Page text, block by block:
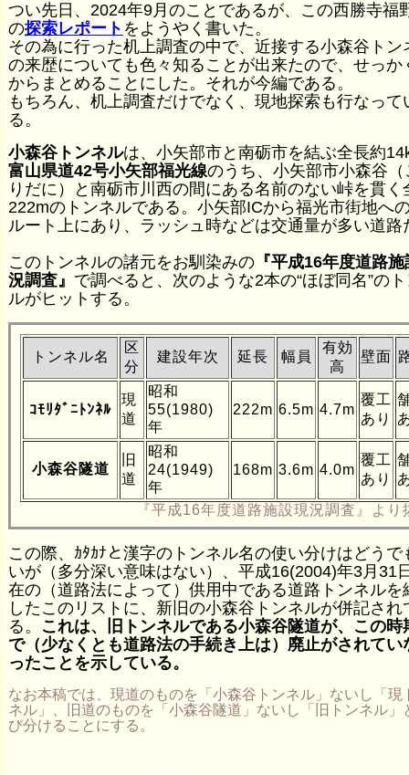
つい先日、2024年9月のことであるが、この西勝寺福
の探索レポート をようやく書いた。
その為に行った机上調査の中で、近接する小森谷トン
の来歴についても色々知ることが出来たので、せっか
からまとめることにした。それが今編である。
もちろん、机上調査だけでなく、現地探索も行なって
る。
小森谷トンネルは、小矢部市と南砺市を結ぶ全長約
富山県道42号小矢部福光線のうち、小矢部市小森谷（
りだに）と南砺市川西の間にある名前のない峠を貫く
222mのトンネルである。小矢部ICから福光市街地へ
ルート上にあり、ラッシュ時などは交通量が多い道路
このトンネルの諸元をお馴染みの 『平成16年度道路
況調査』 で調べると、次のような2本の“ほぼ同名”の
ルがヒットする。
トンネル名
区
分
建設年次 延長 幅員
有効
高
壁面
ｺﾓﾘﾀﾞﾆﾄﾝﾈﾙ
現
道
昭和
55(1980)
年
222m 6.5m 4.7m
覆工
あり
小森谷隧道
旧
道
昭和
24(1949)
年
168m 3.6m 4.0m
覆工
あり
『平成16年度道路施設現況調査』より
この際、ｶﾀｶﾅと漢字のトンネル名の使い分けはどうで
いが（多分深い意味はない）、平成16(2004)年3月31
在の（道路法によって）供用中である道路トンネルを
したこのリストに、新旧の小森谷トンネルが併記され
る。 これは、旧トンネルである小森谷隧道が、この時
で（少なくとも道路法の手続き上は）廃止がされてい
ったことを示している。
なお本稿では、現道のものを「小森谷トンネル」ないし「現
ネル」、旧道のものを「小森谷隧道」ないし「旧トンネル」
び分けることにする。